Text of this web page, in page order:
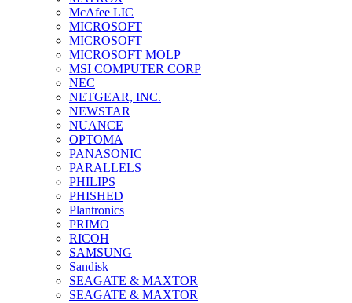
McAfee LIC
MICROSOFT
MICROSOFT
MICROSOFT MOLP
MSI COMPUTER CORP
NEC
NETGEAR, INC.
NEWSTAR
NUANCE
OPTOMA
PANASONIC
PARALLELS
PHILIPS
PHISHED
Plantronics
PRIMO
RICOH
SAMSUNG
Sandisk
SEAGATE & MAXTOR
SEAGATE & MAXTOR